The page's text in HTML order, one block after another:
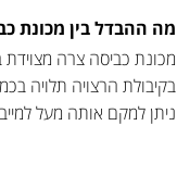
מה ההבדל בין מכונת
בקיבולת הרצויה תלויה
ניתן למקם אותה מעל